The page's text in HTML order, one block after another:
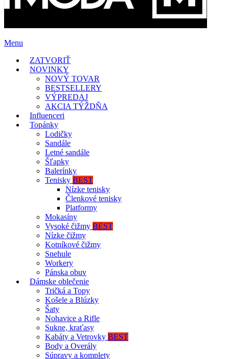
Menu
ZATVORIŤ
NOVINKY
NOVÝ TOVAR
BESTSELLERY
VÝPREDAJ
AKCIA TÝŽDŇA
Influenceri
Topánky
Lodičky
Sandále
Letné sandále
Šľapky
Balerínky
Tenisky BEST
Nízke tenisky
Členkové tenisky
Platformy
Mokasíny
Vysoké čižmy BEST
Nízke čižmy
Kotníkové čižmy
Snehule
Workery
Pánska obuv
Dámske oblečenie
Tričká a Topy
Košele a Blúzky
Šaty
Nohavice a Rifle
Sukne, kraťasy
Kabáty a Vetrovky BEST
Body a Overály
Súpravy a komplety